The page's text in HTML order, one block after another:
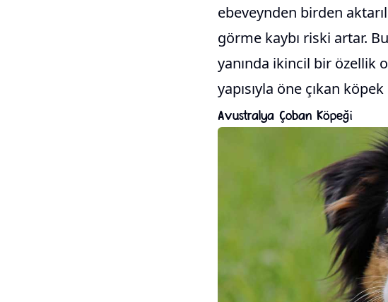
ebeveynden birden
görme kaybı riski artar.
yanında ikincil bir özellik
yapısıyla öne çıkan
Avustralya Çoban Köpeği